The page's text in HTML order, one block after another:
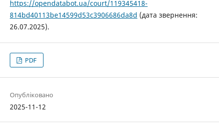
https://opendatabot.ua/court/119345418-
814bd40113be14599d53c3906686da8d (дата звернення:
26.07.2025).
PDF
Опубліковано
2025-11-12